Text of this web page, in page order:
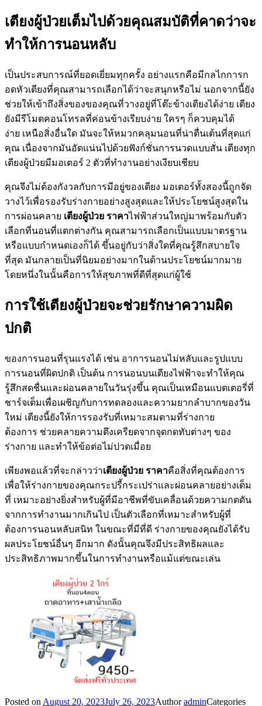
เตียงผู้ป่วยเต็มไปด้วยคุณสมบัติที่คาดว่าจะ
ทำให้การนอนหลับ
เป็นประสบการณ์ที่ยอดเยี่ยมทุกครั้ง อย่างแรกคือมีกลไกการก
อดหัวเตียงที่คุณสามารถเลือกได้ว่าจะสนุกหรือไม่ นอกจากนี้ยัง
ช่วยให้เข้าถึงสิ่งของของคุณที่วางอยู่ที่โต๊ะข้างเตียงได้ง่าย เตียง
ยังมีรีโมตคอนโทรลที่ค่อนข้างเรียบง่าย ใครๆ ก็ควบคุมได้
ง่าย เหนือสิ่งอื่นใด มันจะให้หมวกคลุมนอนที่น่าตื่นเต้นที่สุดแก่
คุณ เนื่องจากมันอัดแน่นไปด้วยฟังก์ชั่นการนวดแบบสั่น เตียงทุก
เตียงผู้ป่วยมีมอเตอร์ 2 ตัวที่ทำงานอย่างเงียบเชียบ
คุณจึงไม่ต้องกังวลกับการมีอยู่ของเตียง มอเตอร์ทั้งสองนี้ถูกจัด
วางไว้เพื่อรองรับร่างกายอย่างสูงสุดและให้ประโยชน์สูงสุดใน
การผ่อนคลาย เตียงผู้ป่วย ราคาไฟฟ้าส่วนใหญ่มาพร้อมกับตัว
เลือกที่นอนที่แตกต่างกัน คุณสามารถเลือกเป็นแบบมาตรฐาน
หรือแบบกำหนดเองก็ได้ ขึ้นอยู่กับว่าสิ่งใดที่คุณรู้สึกสบายใจ
ที่สุด มันกลายเป็นที่นิยมอย่างมากในด้านประโยชน์มากมาย
โดยหนึ่งในนั้นคือการให้สุขภาพที่ดีที่สุดแก่ผู้ใช้
การใช้เตียงผู้ป่วยจะช่วยรักษาความผิด
ปกติ
ของการนอนที่รุนแรงได้ เช่น อาการนอนไม่หลับและรูปแบบ
การนอนที่ผิดปกติ เป็นต้น การนอนบนเตียงไฟฟ้าจะทำให้คุณ
รู้สึกสดชื่นและผ่อนคลายในวันรุ่งขึ้น คุณเป็นเหมือนแบตเตอรี่ที่
ชาร์จเต็มเพื่อเผชิญกับการทดลองและความยากลำบากของวัน
ใหม่ เตียงนี้ยังให้การรองรับที่เหมาะสมตามที่ร่างกาย
ต้องการ ช่วยคลายความตึงเครียดจากจุดกดทับต่างๆ ของ
ร่างกาย และทำให้ข้อต่อไม่ปวดเมื่อย
เพียงพอแล้วที่จะกล่าวว่าเตียงผู้ป่วย ราคาคือสิ่งที่คุณต้องการ
เพื่อให้ร่างกายของคุณกระปรี้กระเปร่าและผ่อนคลายอย่างเต็ม
ที่ เหมาะอย่างยิ่งสำหรับผู้ที่มีอาชีพที่ขับเคลื่อนด้วยความกดดัน
จากการทำงานมากเกินไป เป็นตัวเลือกที่เหมาะสำหรับผู้ที่
ต้องการนอนหลับสนิท ในขณะที่มีที่ดี ร่างกายของคุณยังได้รับ
ผลประโยชน์อื่นๆ อีกมาก ดังนั้นคุณจึงมีประสิทธิผลและ
ประสิทธิภาพมากขึ้นในการทำงานหรือแม้แต่ขณะเล่น
Posted on August 20, 2023July 26, 2023AuthoradminCategories